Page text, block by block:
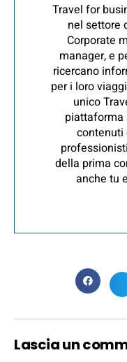
Travel for
nel settore
Corporate
manager, e
ricercano
per i loro
unico
piattaforma
contenuti
della prima
anche tu
Lascia un